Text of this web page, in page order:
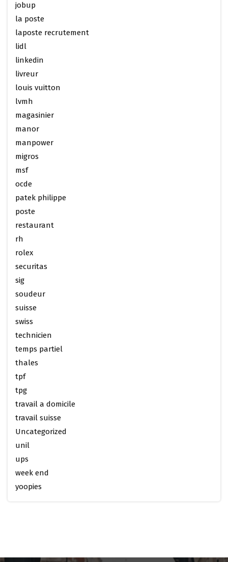
jobup
la poste
laposte recrutement
lidl
linkedin
livreur
louis vuitton
lvmh
magasinier
manor
manpower
migros
msf
ocde
patek philippe
poste
restaurant
rh
rolex
securitas
sig
soudeur
suisse
swiss
technicien
temps partiel
thales
tpf
tpg
travail a domicile
travail suisse
Uncategorized
unil
ups
week end
yoopies